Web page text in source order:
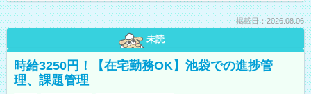
掲載日：2026.08.06
未読
時給3250円！【在宅勤務OK】池袋での進捗管
理、課題管理